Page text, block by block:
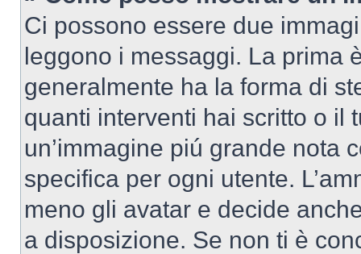
Ci possono essere due
leggono i messaggi. La prima
generalmente ha la forma di
quanti interventi hai scritto o il
un’immagine piú grande nota
specifica per ogni utente.
meno gli avatar e decide
a disposizione. Se non ti è